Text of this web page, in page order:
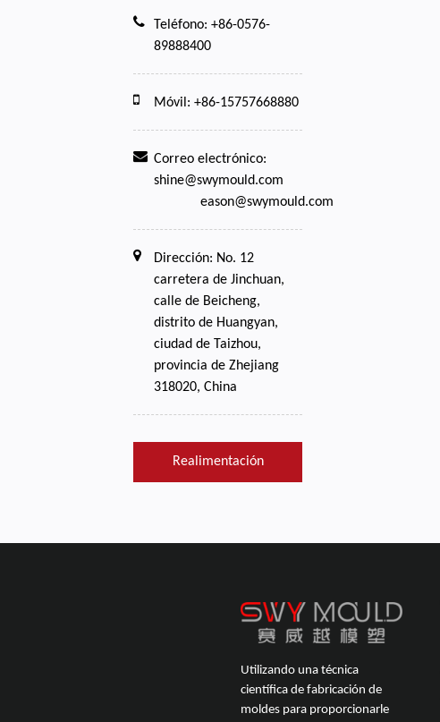
Teléfono: +86-0576-
89888400
Móvil: +86-15757668880
Correo electrónico:
shine@swymould.com
eason@swymould.com
Dirección: No. 12
carretera de Jinchuan,
calle de Beicheng,
distrito de Huangyan,
ciudad de Taizhou,
provincia de Zhejiang
318020, China
Realimentación
Utilizando una técnica
científica de fabricación de
moldes para proporcionarle